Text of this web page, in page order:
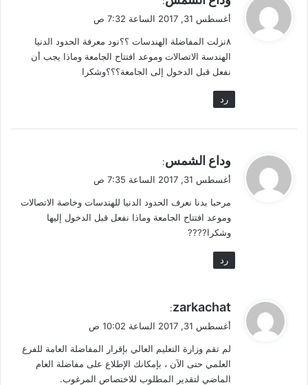
ق
ل
أغسطس 31, 2017 الساعة 7:32 ص
٨نزلت المفاضلة الهندسات ؟؟نود معرفة الحدود الدنيا
الهندسة الاتصالات وموعد افتتاح الجامعة وماذا يجب أن
نفعل قبل الدخول إلى الجامعة؟؟؟وشكرا
رد
ق
ل
وداع الشمس:
أغسطس 31, 2017 الساعة 7:35 ص
مرحبا بدنا نعرف الحدود الدنيا للهندسات وخاصة الاتصالات
وموعد افتتاح الجامعة وماذا نفعل قبل الدخول إليها
وشكرا????
رد
ي
ق
ل
zarkachat
:
أغسطس 31, 2017 الساعة 10:02 ص
لم تقم وزارة التعليم العالي بإقرار المفاضلة العامة للفرع
العلمي حتى الآن ، بإمكانك الإطلاع على مفاضلة العام
الماضي لتقدير المطلوب للاختصاص المرغوب.